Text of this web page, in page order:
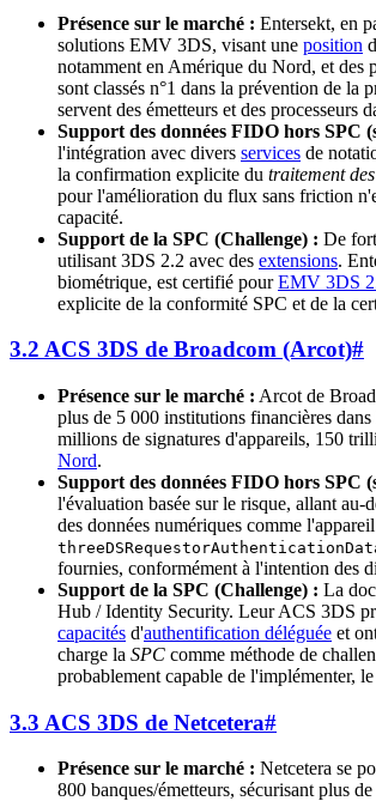
Présence sur le marché : Entersekt, en
solutions EMV 3DS, visant une position
notamment en Amérique du Nord, et des
sont classés n°1 dans la prévention de la
servent des émetteurs et des processeurs
Support des données FIDO hors SPC
l'intégration avec divers services de
la confirmation explicite du traitement
pour l'amélioration du flux sans friction
capacité.
Support de la SPC (Challenge) : De
utilisant 3DS 2.2 avec des extensions.
biométrique, est certifié pourEMV 3DS
explicite de la conformité SPC et de la
3.2 ACS 3DS de Broadcom (Arcot)#
Présence sur le marché : Arcot de
plus de 5 000 institutions financières
millions de signatures d'appareils, 150
Nord.
Support des données FIDO hors SPC
l'évaluation basée sur le risque, allant au-
des données numériques comme
fournies, conformément à l'intention des
Support de la SPC (Challenge) : La
Hub / Identity Security. Leur ACS 3DS
capacités d'authentification déléguée et
charge la SPC comme méthode de
probablement capable de l'implémenter,
3.3 ACS 3DS de Netcetera#
Présence sur le marché : Netcetera se
800 banques/émetteurs, sécurisant plus